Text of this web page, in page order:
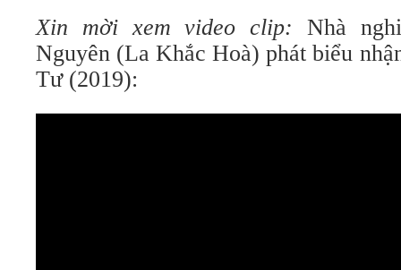
Xin mời xem video clip: Nhà
Nguyên (La Khắc Hoà) phát biểu
Tư (2019):